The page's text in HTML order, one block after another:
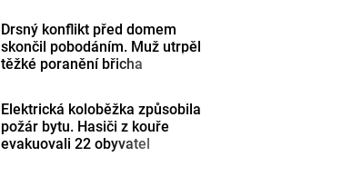
Drsný konflikt před domem
skončil pobodáním. Muž utrpěl
těžké poranění břicha
Elektrická koloběžka způsobila
požár bytu. Hasiči z kouře
evakuovali 22 obyvatel